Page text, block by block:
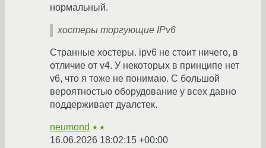
нормальный.
хостеры торгующие IPv6
Странные хостеры. ipv6 не стоит ничего, в
отличие от v4. У некоторых в принципе нет
v6, что я тоже не понимаю. С большой
вероятностью оборудование у всех давно
поддерживает дуалстек.
neumond ★★
16.06.2026 18:02:15 +00:00